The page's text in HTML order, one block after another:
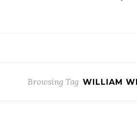
Browsing Tag WILLIAM